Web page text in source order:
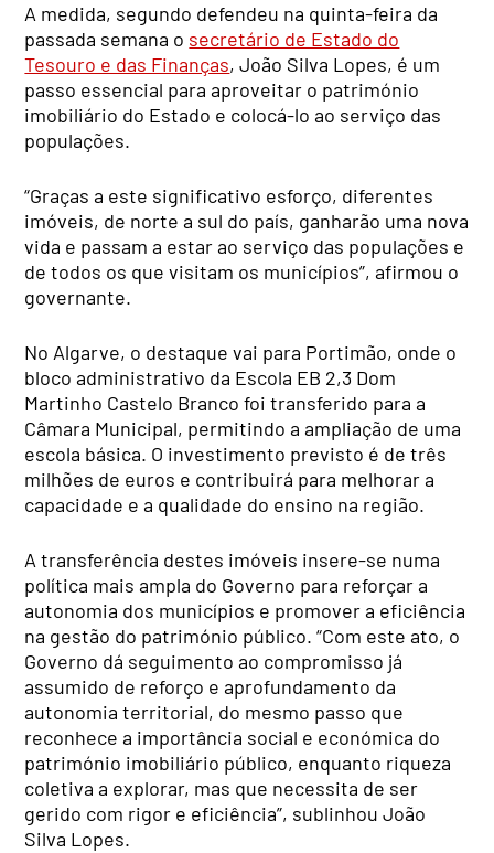
A medida, segundo defendeu na quinta-feira da
passada semana o secretário de Estado do
Tesouro e das Finanças, João Silva Lopes, é um
passo essencial para aproveitar o património
imobiliário do Estado e colocá-lo ao serviço das
populações.
“Graças a este significativo esforço, diferentes
imóveis, de norte a sul do país, ganharão uma nova
vida e passam a estar ao serviço das populações e
de todos os que visitam os municípios”, afirmou o
governante.
No Algarve, o destaque vai para Portimão, onde o
bloco administrativo da Escola EB 2,3 Dom
Martinho Castelo Branco foi transferido para a
Câmara Municipal, permitindo a ampliação de uma
escola básica. O investimento previsto é de três
milhões de euros e contribuirá para melhorar a
capacidade e a qualidade do ensino na região.
A transferência destes imóveis insere-se numa
política mais ampla do Governo para reforçar a
autonomia dos municípios e promover a eficiência
na gestão do património público. “Com este ato, o
Governo dá seguimento ao compromisso já
assumido de reforço e aprofundamento da
autonomia territorial, do mesmo passo que
reconhece a importância social e económica do
património imobiliário público, enquanto riqueza
coletiva a explorar, mas que necessita de ser
gerido com rigor e eficiência”, sublinhou João
Silva Lopes.